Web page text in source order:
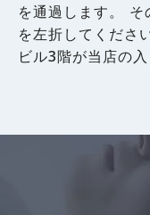
を通過します。
を左折してくださ
ビル3階が当店の